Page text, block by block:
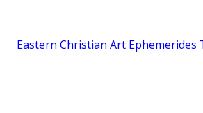
Eastern Christian Art Ephemerides